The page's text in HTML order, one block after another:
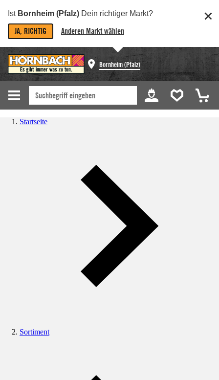
Ist Bornheim (Pfalz) Dein richtiger Markt?
JA, RICHTIG Anderen Markt wählen
Bornheim (Pfalz)
Startseite
Sortiment